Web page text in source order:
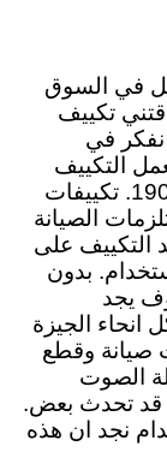
في السوق
تكييف
نفكر في
التكييف
لابد من الاتصال بمركز الصيانة على 19089. تكييفات
الصيانة
التكييف على
بدون
يجد
انحاء الجيزة
صيانة وقطع
الصوت
قد تحدث بعض.
نجد ان هذه